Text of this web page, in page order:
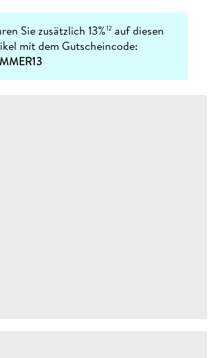
Sie zusätzlich 13%12 auf diesen
mit dem Gutscheincode: